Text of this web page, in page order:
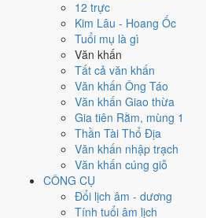
12 trực
Kim Lâu - Hoang Ốc
Tuổi mụ là gì
Văn khấn
Tất cả văn khấn
Văn khấn Ông Táo
Văn khấn Giao thừa
Gia tiên Rằm, mùng 1
Thần Tài Thổ Địa
Văn khấn nhập trạch
Văn khấn cúng giỗ
CÔNG CỤ
Đổi lịch âm - dương
Tính tuổi âm lịch
Ngày 9/6/2002 đạt4.0/10
trừ - tẩy uế (7/10), thấp nhất là Học
(ngày bình hòa, ổn định, không thiên
hắc đạo nên điểm từng việc chênh nhau
Cưới hỏi - đính hôn
Trung bình
Cưới hỏi - đính hôn hôm nay ở
Hắc Đạogây bất lợi.
Cách tính ngày tốt
Khai trương - mở cửa hàng
4 /10Trung bình
Khai trương - mở cửa hàng hôm
Ngày Hắc Đạogây bất lợi.